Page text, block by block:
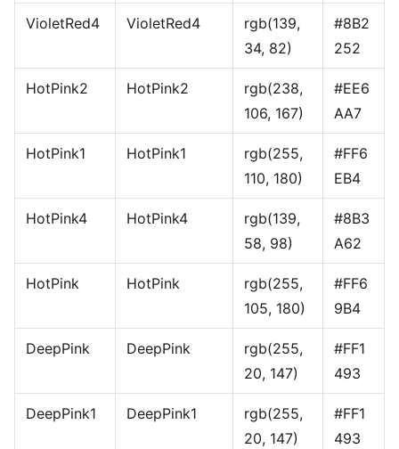
VioletRed4 VioletRed4
rgb(139,
34, 82)
#8B2
252
HotPink2 HotPink2
rgb(238,
106, 167)
#EE6
AA7
HotPink1 HotPink1
rgb(255,
110, 180)
#FF6
EB4
HotPink4 HotPink4
rgb(139,
58, 98)
#8B3
A62
HotPink HotPink
rgb(255,
105, 180)
#FF6
9B4
DeepPink DeepPink
rgb(255,
20, 147)
#FF1
493
DeepPink1 DeepPink1
rgb(255,
20, 147)
#FF1
493